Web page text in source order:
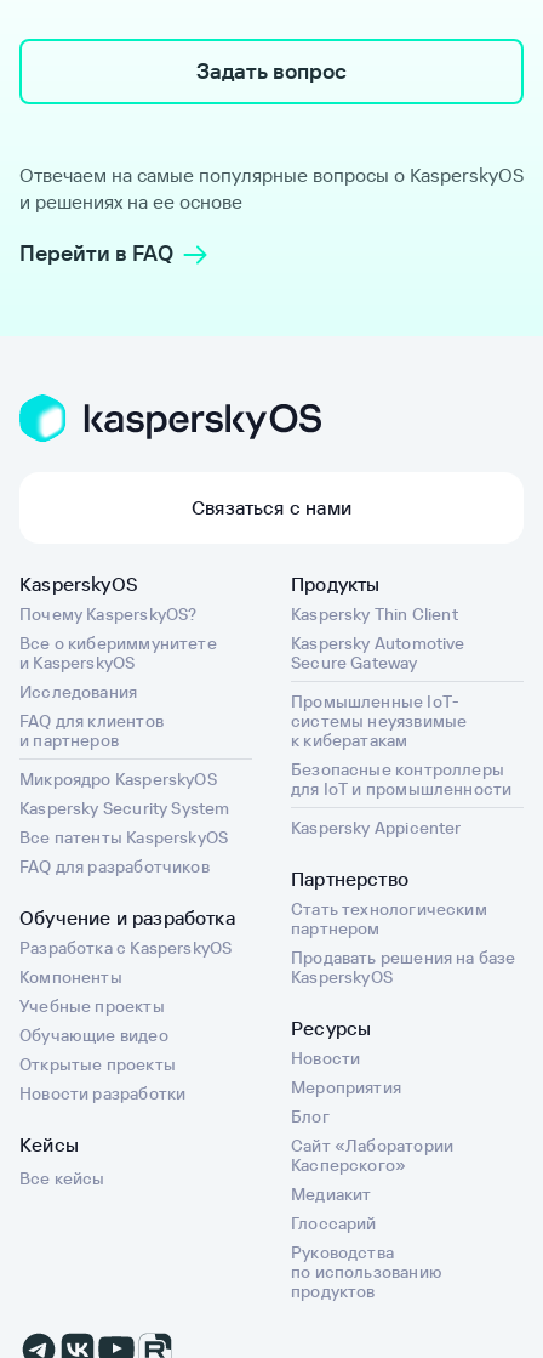
Задать вопрос
Отвечаем на самые популярные вопросы о KasperskyOS
и решениях на ее основе
Перейти в FAQ
Связаться с нами
KasperskyOS
Почему KasperskyOS?
Все о кибериммунитете
и KasperskyOS
Исследования
FAQ для клиентов
и партнеров
Микроядро KasperskyOS
Kaspersky Security System
Все патенты KasperskyOS
FAQ для разработчиков
Обучение и разработка
Разработка с KasperskyOS
Компоненты
Учебные проекты
Обучающие видео
Открытые проекты
Новости разработки
Кейсы
Все кейсы
Продукты
Kaspersky Thin Client
Kaspersky Automotive
Secure Gateway
Промышленные IoT-
системы неуязвимые
к кибератакам
Безопасные контроллеры
для IoT и промышленности
Kaspersky Appicenter
Партнерство
Стать технологическим
партнером
Продавать решения на базе
KasperskyOS
Ресурсы
Новости
Мероприятия
Блог
Сайт «Лаборатории
Касперского»
Медиакит
Глоссарий
Руководства
по использованию
продуктов